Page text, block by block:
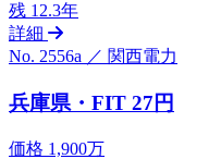
残 12.3年
詳細
No. 2556a ／ 関西電力
兵庫県・FIT 27円
価格 1,900万